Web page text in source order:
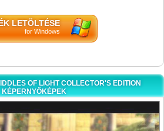
LETÖLTÉSE
for Windows
OF LIGHT COLLECTOR'S EDITION
KÉPERNYŐKÉPEK